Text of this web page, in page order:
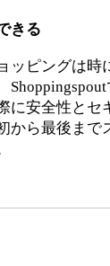
きる
ッピングは時
Shoppingspout
に安全性とセ
から最後まで